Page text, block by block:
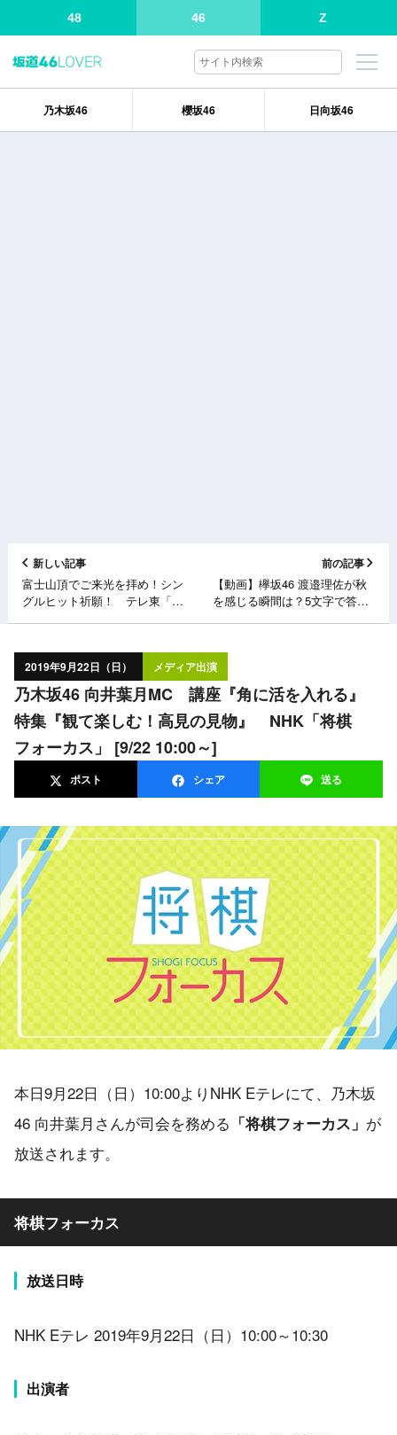
48 46 Z
乃木坂46 櫻坂46 日向坂46
新しい記事
富士山頂でご来光を拝め！シン
グルヒット祈願！ テレ東「乃
前の記事
【動画】欅坂46 渡邉理佐が秋
を感じる瞬間は？5文字で答え
2019年9月22日（日） メディア出演
乃木坂46 向井葉月MC 講座『角に活を入れる』
特集『観て楽しむ！高見の見物』 NHK「将棋
フォーカス」 [9/22 10:00～]
ポスト シェア 送る
本日9月22日（日）10:00よりNHK Eテレにて、乃木坂
46 向井葉月さんが司会を務める 「将棋フォーカス」 が
放送されます。
将棋フォーカス
放送日時
NHK Eテレ 2019年9月22日（日）10:00～10:30
出演者